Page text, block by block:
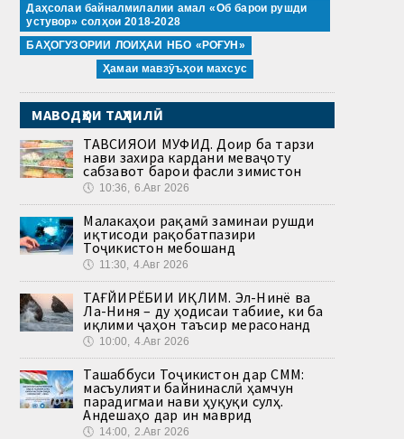
Даҳсолаи байналмилалии амал «Об барои рушди
устувор» солҳои 2018-2028
БАҲОГУЗОРИИ ЛОИҲАИ НБО «РОҒУН»
Ҳамаи мавзӯъҳои махсус
МАВОДҲОИ ТАҲЛИЛӢ
ТАВСИЯҲОИ МУФИД. Доир ба тарзи
нави захира кардани меваҷоту
сабзавот барои фасли зимистон
🕔 10:36, 6.Авг 2026
Малакаҳои рақамӣ заминаи рушди
иқтисоди рақобатпазири
Тоҷикистон мебошанд
🕔 11:30, 4.Авг 2026
ТАҒЙИРЁБИИ ИҚЛИМ. Эл-Нинё ва
Ла-Ниня – ду ҳодисаи табиие, ки ба
иқлими ҷаҳон таъсир мерасонанд
🕔 10:00, 4.Авг 2026
Ташаббуси Тоҷикистон дар СММ:
масъулияти байнинаслӣ ҳамчун
парадигмаи нави ҳуқуқи сулҳ.
Андешаҳо дар ин маврид
🕔 14:00, 2.Авг 2026